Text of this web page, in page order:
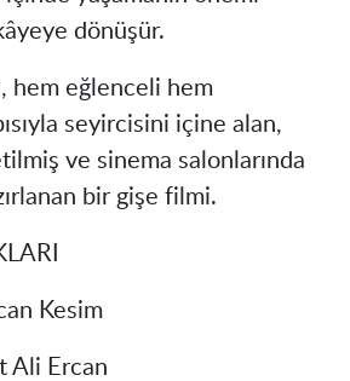
dönüşür.
hem eğlenceli hem
seyircisini içine alan,
ve sinema salonlarında
bir gişe filmi.
Kesim
Ali Ercan